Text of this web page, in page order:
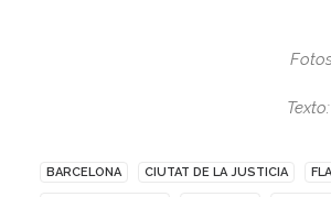
BARCELONA CIUTAT DE LA JUSTICIA